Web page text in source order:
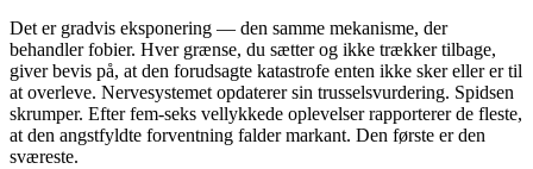
Det er gradvis eksponering — den samme mekanisme, der
behandler fobier. Hver grænse, du sætter og ikke trækker tilbage,
giver bevis på, at den forudsagte katastrofe enten ikke sker eller er til
at overleve. Nervesystemet opdaterer sin trusselsvurdering. Spidsen
skrumper. Efter fem-seks vellykkede oplevelser rapporterer de fleste,
at den angstfyldte forventning falder markant. Den første er den
sværeste.